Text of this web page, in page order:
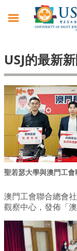
USJ的最新
聖若瑟大學與澳門工
澳門工會聯合總會
觀察中心，發佈「